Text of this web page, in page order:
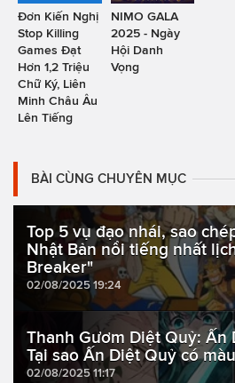
Đơn Kiến Nghị
Stop Killing
Games Đạt
Hơn 1,2 Triệu
Chữ Ký, Liên
Minh Châu Âu
Lên Tiếng
NIMO GALA
2025 - Ngày
Hội Danh
Vọng
BÀI CÙNG CHUYÊN MỤC
Top 5 vụ đạo nhái, sao
Nhật Bản nổi tiếng nhất
Breaker"
02/08/2025 19:24
Thanh Gươm Diệt Quỷ: Ấn
Tại sao Ấn Diệt Quỷ có
02/08/2025 11:17